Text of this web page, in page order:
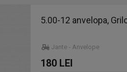
5.00-12 anvelopa,
Jante - Anvelope
180 LEI